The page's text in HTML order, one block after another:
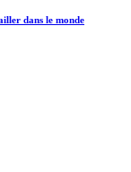
dans le monde